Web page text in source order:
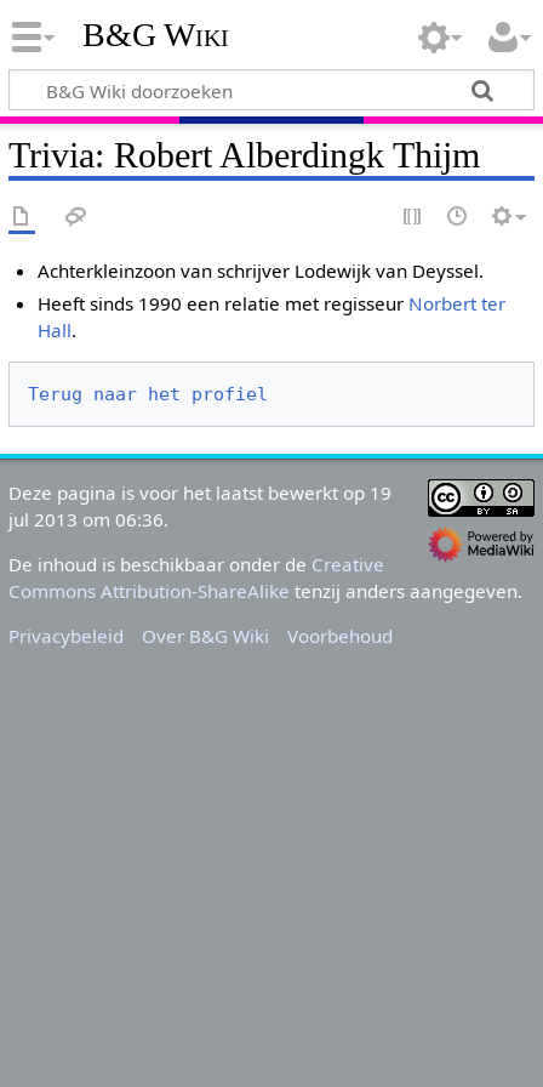
B&G Wiki
Trivia: Robert Alberdingk Thijm
Achterkleinzoon van schrijver Lodewijk van Deyssel.
Heeft sinds 1990 een relatie met regisseur Norbert ter
Hall.
Terug naar het profiel
Deze pagina is voor het laatst bewerkt op 19
jul 2013 om 06:36.
De inhoud is beschikbaar onder de Creative
Commons Attribution-ShareAlike tenzij anders aangegeven.
Privacybeleid
Over B&G Wiki Voorbehoud